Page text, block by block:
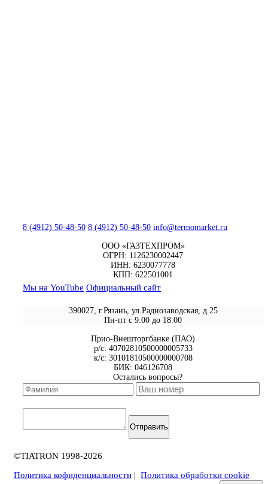
8 (4912) 50-48-50 8 (4912) 50-48-50 info@termomarket.ru
ООО «ГАЗТЕХПРОМ»
ОГРН: 1126230002447
ИНН: 6230077778
КПП: 622501001
Мы на YouTube Официальный сайт
390027, г.Рязань, ул.Радиозаводская, д.25
Пн-пт с 9.00 до 18.00
Прио-Внешторгбанке (ПАО)
р/с: 40702810500000005733
к/с: 30101810500000000708
БИК: 046126708
Остались вопросы?
Отправить
©TIATRON 1998-2026
Политика кофиденциальности | Политика обработки cookie